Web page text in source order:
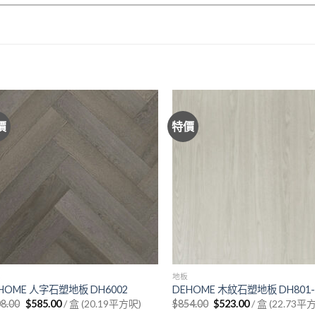
人字石塑地板 DH6002
Original
$585.00Current
/ 盒 (20.19平方呎)
特價
地板
DEHOME 木紋石塑地板
$854.00 Original
$523.00Current
/ 盒 (22.73平